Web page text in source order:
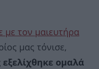
με τον μαιευτήρα
μας τόνισε,
εξελίχθηκε ομαλά